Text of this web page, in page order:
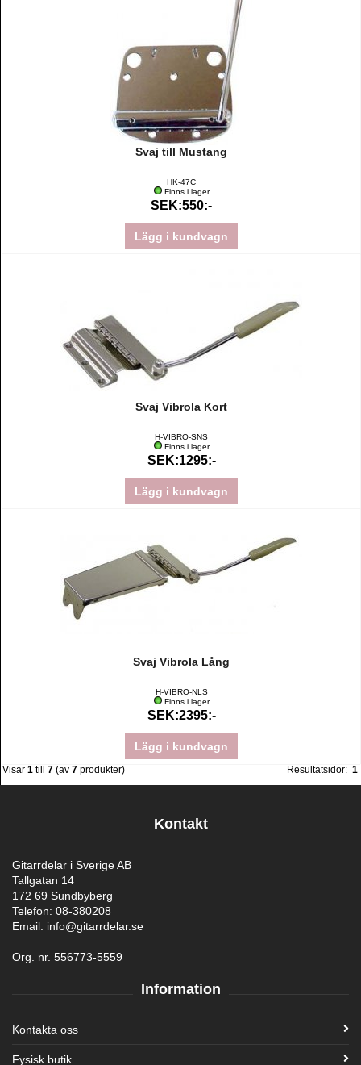
Svaj till Mustang
HK-47C
Finns i lager
SEK:550:-
Lägg i kundvagn
Svaj Vibrola Kort
H-VIBRO-SNS
Finns i lager
SEK:1295:-
Lägg i kundvagn
Svaj Vibrola Lång
H-VIBRO-NLS
Finns i lager
SEK:2395:-
Lägg i kundvagn
Visar 1 till 7 (av 7 produkter) Resultatsidor: 1
Kontakt
Gitarrdelar i Sverige AB
Tallgatan 14
172 69 Sundbyberg
Telefon: 08-380208
Email: info@gitarrdelar.se
Org. nr. 556773-5559
Information
Kontakta oss
Fysisk butik